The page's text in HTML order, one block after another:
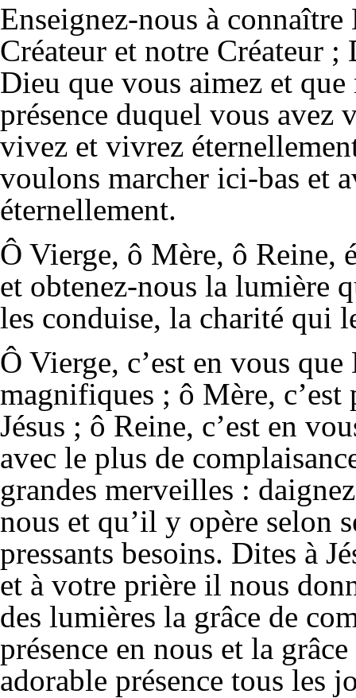
Enseignez-nous à
Créateur et notre Créateur
Dieu que vous aimez et
présence duquel vous avez
vivez et vivrez
voulons marcher ici-bas et
éternellement.
Ô Vierge, ô Mère, ô Reine,
et obtenez-nous la lumière
les conduise, la charité qui
Ô Vierge, c’est en vous
magnifiques ; ô Mère, c’est
Jésus ; ô Reine, c’est en
avec le plus de
grandes merveilles :
nous et qu’il y opère selon
pressants besoins. Dites à
et à votre prière il nous
des lumières la grâce de
présence en nous et la
adorable présence tous les